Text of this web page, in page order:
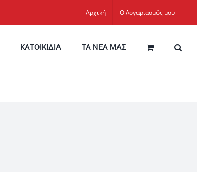
Αρχική Ο Λογαριασμός μου
ΚΑΤΟΙΚΙΔΙΑ ΤΑ ΝΕΑ ΜΑΣ